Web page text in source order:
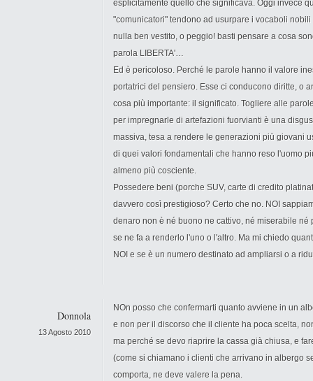
esplicitamente quello che significava. Oggi invece
"comunicatori" tendono ad usurpare i vocaboli
nulla ben vestito, o peggio! basti pensare a cosa
parola LIBERTA'…
Ed è pericoloso. Perché le parole hanno il valore
portatrici del pensiero. Esse ci conducono diritte, o
cosa più importante: il significato. Togliere alle
per impregnarle di artefazioni fuorvianti è una
massiva, tesa a rendere le generazioni più giovani
di quei valori fondamentali che hanno reso l'uomo
almeno più cosciente.
Possedere beni (porche SUV, carte di credito
davvero così prestigioso? Certo che no. NOI
denaro non è né buono ne cattivo, né miserabile né
se ne fa a renderlo l'uno o l'altro. Ma mi chiedo
NOI e se è un numero destinato ad ampliarsi o a
Donnola
13 Agosto 2010
NOn posso che confermarti quanto avviene in un
e non per il discorso che il cliente ha poca scelta,
ma perché se devo riaprire la cassa già chiusa, e
(come si chiamano i clienti che arrivano in albergo
comporta, ne deve valere la pena.